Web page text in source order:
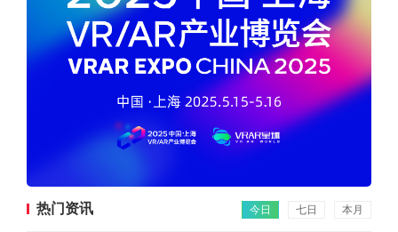
热门资讯 今日 七日 本月